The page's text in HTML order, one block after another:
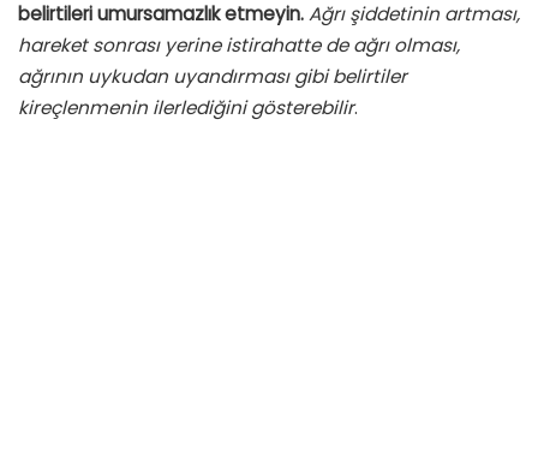
belirtileri umursamazlık etmeyin.Ağrı şiddetinin artması,
hareket sonrası yerine istirahatte de ağrı olması,
ağrının uykudan uyandırması gibi belirtiler
kireçlenmenin ilerlediğini gösterebilir.